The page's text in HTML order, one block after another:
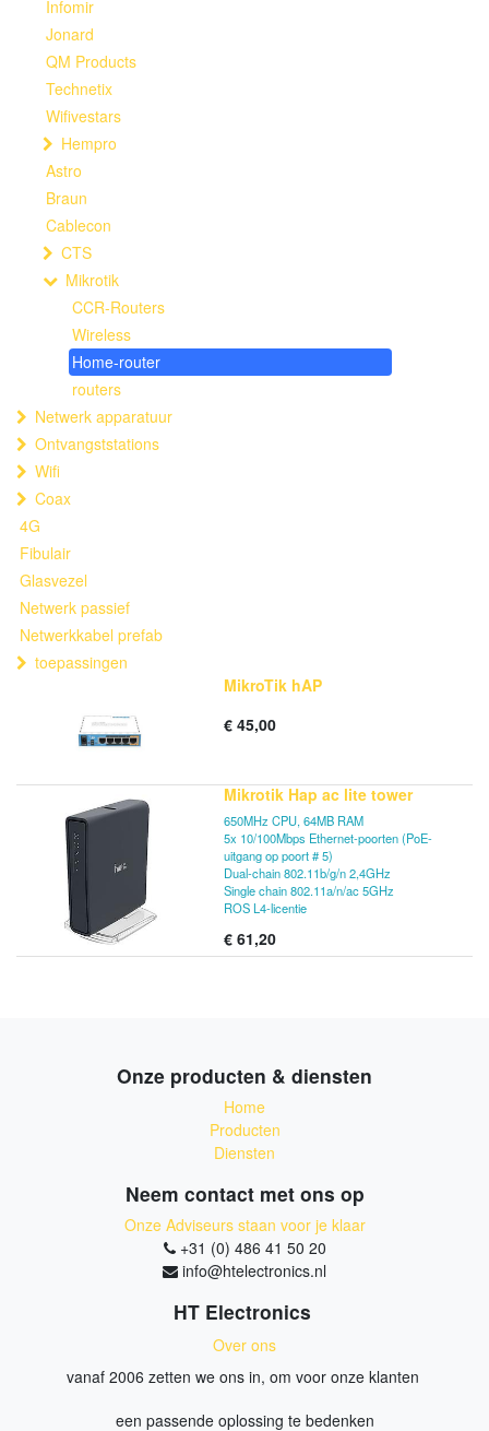
Infomir
Jonard
QM Products
Technetix
Wifivestars
Hempro
Astro
Braun
Cablecon
CTS
Mikrotik
CCR-Routers
Wireless
Home-router
routers
Netwerk apparatuur
Ontvangststations
Wifi
Coax
4G
Fibulair
Glasvezel
Netwerk passief
Netwerkkabel prefab
toepassingen
MikroTik hAP
€ 45,00
Mikrotik Hap ac lite tower
650MHz CPU, 64MB RAM
5x 10/100Mbps Ethernet-poorten (PoE-
uitgang op poort # 5)
Dual-chain 802.11b/g/n 2,4GHz
Single chain 802.11a/n/ac 5GHz
ROS L4-licentie
€ 61,20
Onze producten & diensten
Home
Producten
Diensten
Neem contact met ons op
Onze Adviseurs staan voor je klaar
+31 (0) 486 41 50 20
info@htelectronics.nl
HT Electronics
Over ons
vanaf 2006 zetten we ons in, om voor onze klanten
een passende oplossing te bedenken